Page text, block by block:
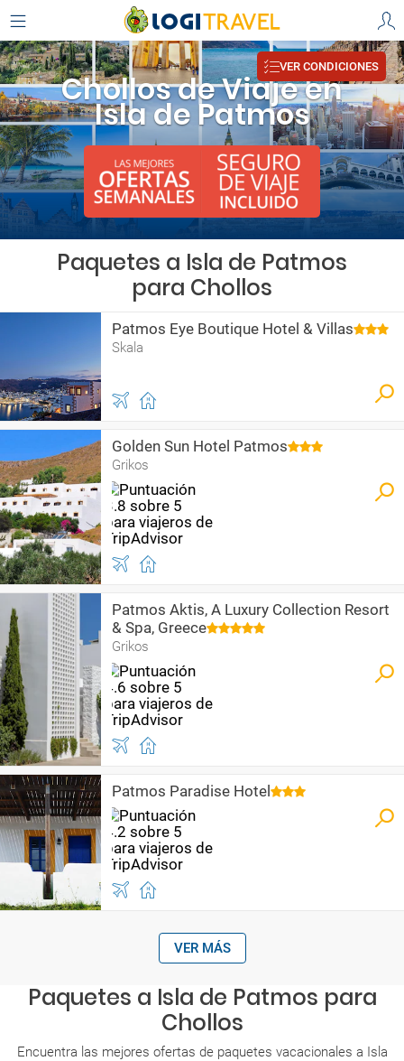
Chollos de Viaje en
Isla de Patmos
VER CONDICIONES
Paquetes a Isla de Patmos
para Chollos
Patmos Eye Boutique Hotel & Villas
Skala
Golden Sun Hotel Patmos
Grikos
Patmos Aktis, A Luxury Collection Resort
& Spa, Greece
Grikos
Patmos Paradise Hotel
VER MÁS
Paquetes a Isla de Patmos para
Chollos
Encuentra las mejores ofertas de paquetes vacacionales a Isla